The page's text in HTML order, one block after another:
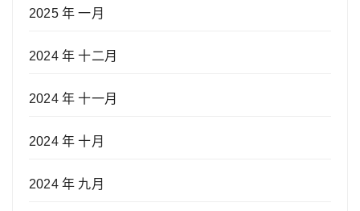
2025 年 一月
2024 年 十二月
2024 年 十一月
2024 年 十月
2024 年 九月